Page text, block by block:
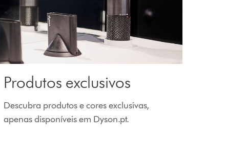
Produtos exclusivos
Descubra produtos e cores exclusivas,
apenas disponíveis em Dyson.pt.